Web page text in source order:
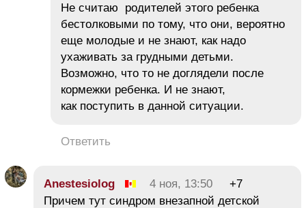
Не считаю родителей этого ребенка
бестолковыми по тому, что они, вероятно
еще молодые и не знают, как надо
ухаживать за грудными детьми.
Возможно, что то не доглядели после
кормежки ребенка. И не знают,
как поступить в данной ситуации.
Ответить
Anestesiolog 4 ноя, 13:50
+7
Причем тут синдром внезапной детской